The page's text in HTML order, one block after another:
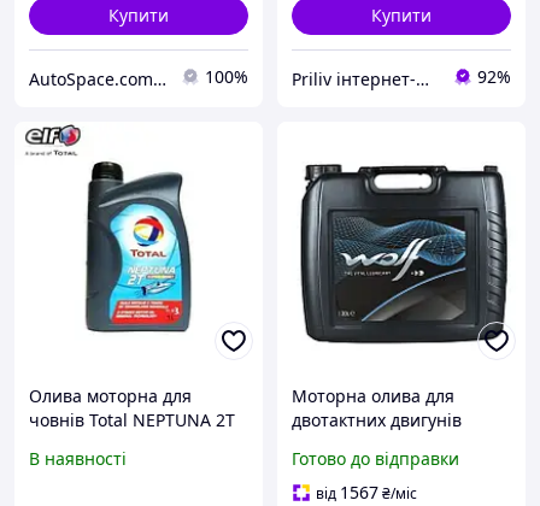
Купити
AutoSpace.com.ua 100%
Купити
Priliv інтернет-магазин 92%
Олива моторна для
човнів Total NEPTUNA 2T
ELF 2T NEPTUNA 1
В наявності
Моторна олива для
двотактних двигунів
W3 20L
Готово до відправки
від 1567₴/міс